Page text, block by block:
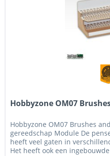
Hobbyzone OM07
Hobbyzone OM07 Brushes
gereedschap Module De
heeft veel gaten in
Het heeft ook een